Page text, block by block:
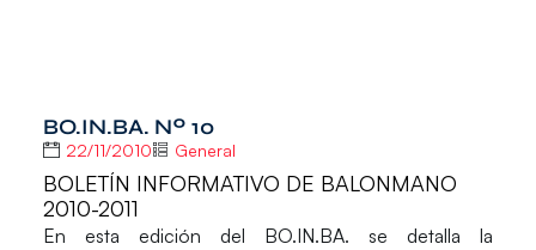
BO.IN.BA. Nº 10
22/11/2010 General
BOLETÍN INFORMATIVO DE BALONMANO
2010-2011
En esta edición del BO.IN.BA. se detalla la